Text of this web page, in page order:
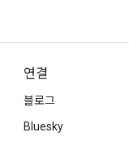
연결
블로그
Bluesky